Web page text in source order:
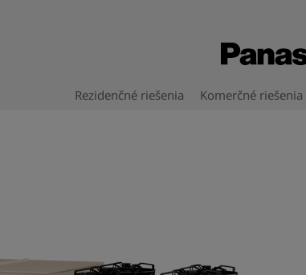
Rezidenčné riešenia Komerčné riešenia